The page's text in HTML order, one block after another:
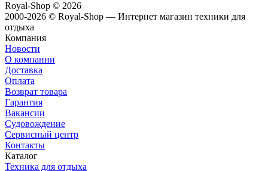
Royal-Shop © 2026
2000-2026 © Royal-Shop — Интернет магазин техники для
отдыха
Компания
Новости
О компании
Доставка
Оплата
Возврат товара
Гарантия
Вакансии
Судовождение
Сервисный центр
Контакты
Каталог
Техника для отдыха